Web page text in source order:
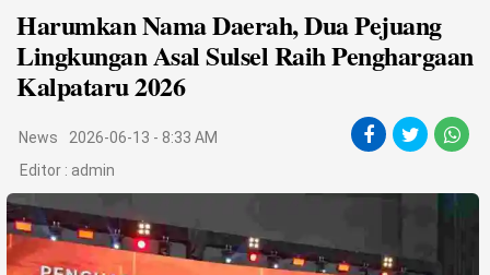
Bisnis
Otomotif
Sport
Life Style
Profil
Harumkan Nama Daerah, Dua Pejuang
Lingkungan Asal Sulsel Raih Penghargaan
Kalpataru 2026
News
2026-06-13 - 8:33 AM
Editor : admin